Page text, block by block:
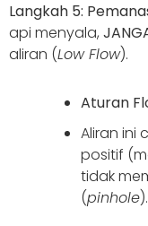
Langkah 5:
api menyala,
aliran (Low Flow).
Aturan
Aliran ini
positif
tidak
(pinhole).